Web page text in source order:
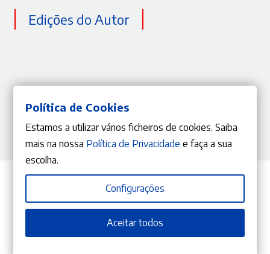
Edições do Autor
Nenhum resultado encontrado do autor
Subscreva a nossa newsletter
Política de Cookies
Estamos a utilizar vários ficheiros de cookies. Saiba
mais na nossa Política de Privacidade e faça a sua
escolha.
Configurações
Aceitar todos